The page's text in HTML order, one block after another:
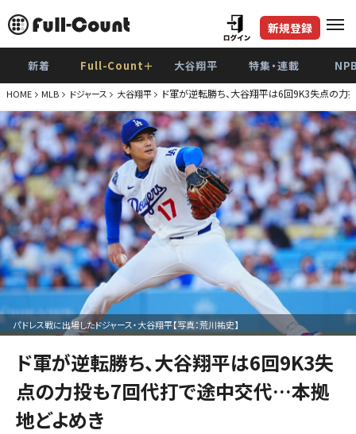
新規登録
新着 Full-Count＋ 大谷翔平 特集・連載
HOME MLB ドジャース 大谷翔平 ド軍が逆転勝ち、大谷翔平は6回9K3失点の
パドレス戦に出場したドジャース・大谷翔平【写真：荒川祐史】
ド軍が逆転勝ち、大谷翔平は6回9K3失
点の力投も7回代打で途中交代…本拠
地どよめき